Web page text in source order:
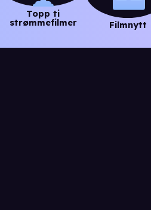
Topp ti
strømmefilmer
Filmnytt